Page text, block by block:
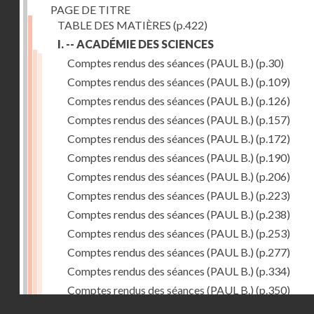
PAGE DE TITRE
TABLE DES MATIÈRES (p.422)
I. -- ACADÉMIE DES SCIENCES
Comptes rendus des séances (PAUL B.) (p.30)
Comptes rendus des séances (PAUL B.) (p.109)
Comptes rendus des séances (PAUL B.) (p.126)
Comptes rendus des séances (PAUL B.) (p.157)
Comptes rendus des séances (PAUL B.) (p.172)
Comptes rendus des séances (PAUL B.) (p.190)
Comptes rendus des séances (PAUL B.) (p.206)
Comptes rendus des séances (PAUL B.) (p.223)
Comptes rendus des séances (PAUL B.) (p.238)
Comptes rendus des séances (PAUL B.) (p.253)
Comptes rendus des séances (PAUL B.) (p.277)
Comptes rendus des séances (PAUL B.) (p.334)
Comptes rendus des séances (PAUL B.) (p.350)